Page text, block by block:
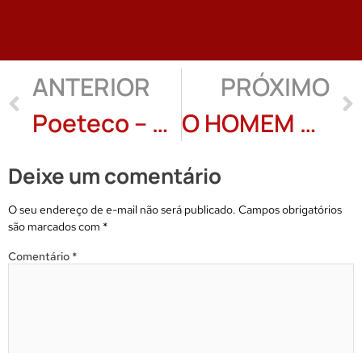
ANTERIOR
Poeteco – Reinoldo Atem
PRÓXIMO
O HOMEM QUE PLANTAVA AVES: Gociante Patissa
Deixe um comentário
O seu endereço de e-mail não será publicado. Campos obrigatórios
são marcados com *
Comentário *